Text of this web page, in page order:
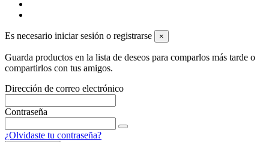
Es necesario iniciar sesión o registrarse ×
Guarda productos en la lista de deseos para comparlos más tarde o
compartirlos con tus amigos.
Dirección de correo electrónico
Contraseña
¿Olvidaste tu contraseña?